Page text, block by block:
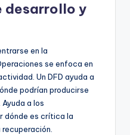
desarrollo y
en la
se enfoca en
Un DFD ayuda a
podrían producirse
a los
dónde es crítica la